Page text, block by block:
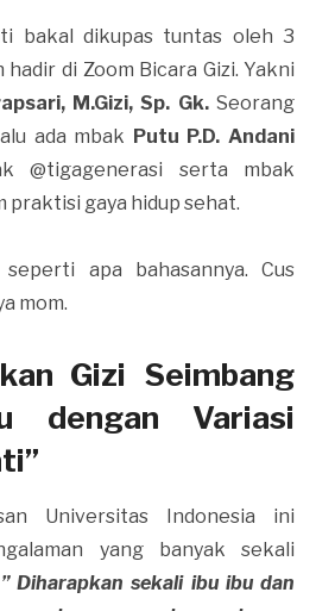
bakal dikupas tuntas oleh 3
di Zoom Bicara Gizi. Yakni
M.Gizi, Sp. Gk.Seorang
ada mbak Putu P.D. Andani
@tigagenerasi serta mbak
praktisi gaya hidup sehat.
seperti apa bahasannya. Cus
mom.
Gizi Seimbang
dengan Variasi
Universitas Indonesia ini
yang banyak sekali
” Diharapkan sekali ibu ibu dan